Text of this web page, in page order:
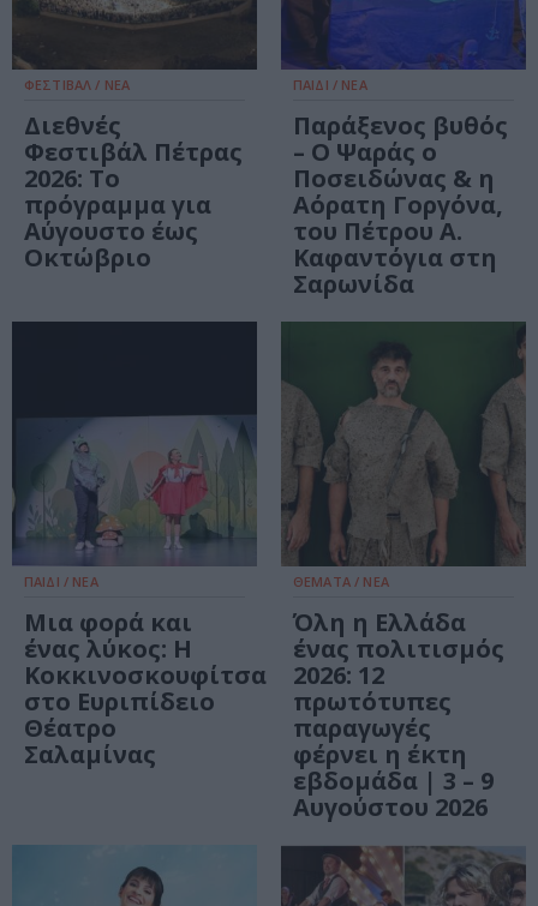
ΦΕΣΤΙΒΑΛ / ΝΕΑ
Διεθνές
Φεστιβάλ Πέτρας
2026: Το
πρόγραμμα για
Αύγουστο έως
Οκτώβριο
ΠΑΙΔΙ / ΝΕΑ
Παράξενος βυθός
– Ο Ψαράς ο
Ποσειδώνας & η
Αόρατη Γοργόνα,
του Πέτρου Α.
Καφαντόγια στη
Σαρωνίδα
ΠΑΙΔΙ / ΝΕΑ
Μια φορά και
ένας λύκος: Η
Κοκκινοσκουφίτσα
στο Ευριπίδειο
Θέατρο
Σαλαμίνας
ΘΕΜΑΤΑ / ΝΕΑ
Όλη η Ελλάδα
ένας πολιτισμός
2026: 12
πρωτότυπες
παραγωγές
φέρνει η έκτη
εβδομάδα | 3 – 9
Αυγούστου 2026